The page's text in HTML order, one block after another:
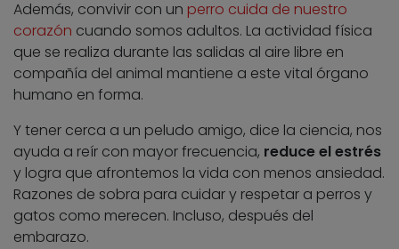
Además, convivir con un perro cuida de nuestro
corazón cuando somos adultos. La actividad física
que se realiza durante las salidas al aire libre en
compañía del animal mantiene a este vital órgano
humano en forma.
Y tener cerca a un peludo amigo, dice la ciencia, nos
ayuda a reír con mayor frecuencia, reduce el estrés
y logra que afrontemos la vida con menos ansiedad.
Razones de sobra para cuidar y respetar a perros y
gatos como merecen. Incluso, después del
embarazo.